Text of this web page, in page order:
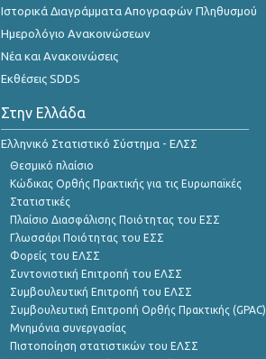
Ιστορικά Διαγράμματα Απογραφών Πληθυσμού
Ημερολόγιο Ανακοινώσεων
Νέα και Ανακοινώσεις
Εκθέσεις SDDS
Στην Ελλάδα
Ελληνικό Στατιστικό Σύστημα - ΕΛΣΣ
Θεσμικό πλαίσιο
Κώδικας Ορθής Πρακτικής για τις Ευρωπαϊκές
Στατιστικές
Πλαίσιο Διασφάλισης Ποιότητας του ΕΣΣ
Γλωσσάρι Ποιότητας του ΕΣΣ
Φορείς του ΕΛΣΣ
Συντονιστική Επιτροπή του ΕΛΣΣ
Συμβουλευτική Επιτροπή του ΕΛΣΣ
Συμβουλευτική Επιτροπή Ορθής Πρακτικής (GPAC)
Μνημόνια συνεργασίας
Πιστοποίηση στατιστικών του ΕΛΣΣ